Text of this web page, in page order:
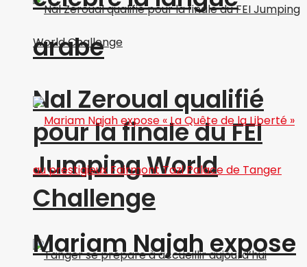
Nal Zeroual qualifié
pour la finale du FEI
Jumping World
Challenge
arabe
Mariam Najah expose